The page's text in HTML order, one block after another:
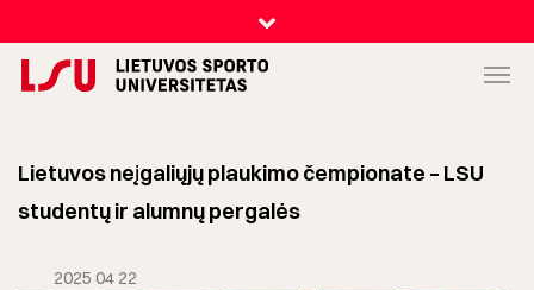
Lietuvos neįgaliųjų plaukimo čempionate – LSU
studentų ir alumnų pergalės
2025 04 22